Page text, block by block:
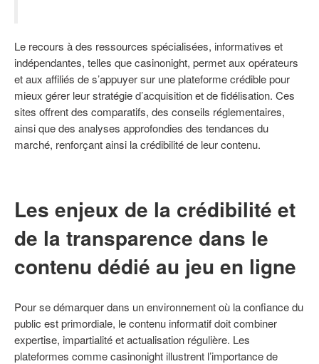
Le recours à des ressources spécialisées, informatives et
indépendantes, telles que casinonight, permet aux opérateurs
et aux affiliés de s’appuyer sur une plateforme crédible pour
mieux gérer leur stratégie d’acquisition et de fidélisation. Ces
sites offrent des comparatifs, des conseils réglementaires,
ainsi que des analyses approfondies des tendances du
marché, renforçant ainsi la crédibilité de leur contenu.
Les enjeux de la crédibilité et
de la transparence dans le
contenu dédié au jeu en ligne
Pour se démarquer dans un environnement où la confiance du
public est primordiale, le contenu informatif doit combiner
expertise, impartialité et actualisation régulière. Les
plateformes comme casinonight illustrent l’importance de